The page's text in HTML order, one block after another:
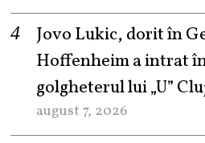
Jovo Lukic, dorit în
Hoffenheim a intrat
golgheterul lui „U”
august 7, 2026